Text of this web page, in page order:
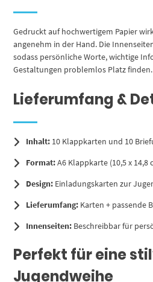
Gedruckt auf hochwertigem Papier
angenehm in der Hand. Die
sodass persönliche Worte, wichtige
Gestaltungen problemlos Platz finden.
Lieferumfang &
Inhalt: 10 Klappkarten und 10
Format:A6 Klappkarte (10,5 x 14,8
Design: Einladungskarten zur
Lieferumfang: Karten + passende
Innenseiten: Beschreibbar für
Perfekt für eine
Jugendweihe